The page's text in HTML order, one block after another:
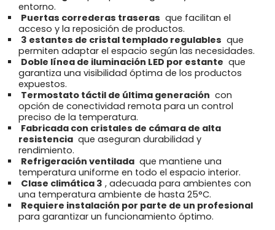
entorno.
Puertas correderas traseras que facilitan el
acceso y la reposición de productos.
3 estantes de cristal templado regulables que
permiten adaptar el espacio según las necesidades.
Doble línea de iluminación LED por estante que
garantiza una visibilidad óptima de los productos
expuestos.
Termostato táctil de última generación con
opción de conectividad remota para un control
preciso de la temperatura.
Fabricada con cristales de cámara de alta
resistencia que aseguran durabilidad y
rendimiento.
Refrigeración ventilada que mantiene una
temperatura uniforme en todo el espacio interior.
Clase climática 3 , adecuada para ambientes con
una temperatura ambiente de hasta 25°C.
Requiere instalación por parte de un profesional
para garantizar un funcionamiento óptimo.